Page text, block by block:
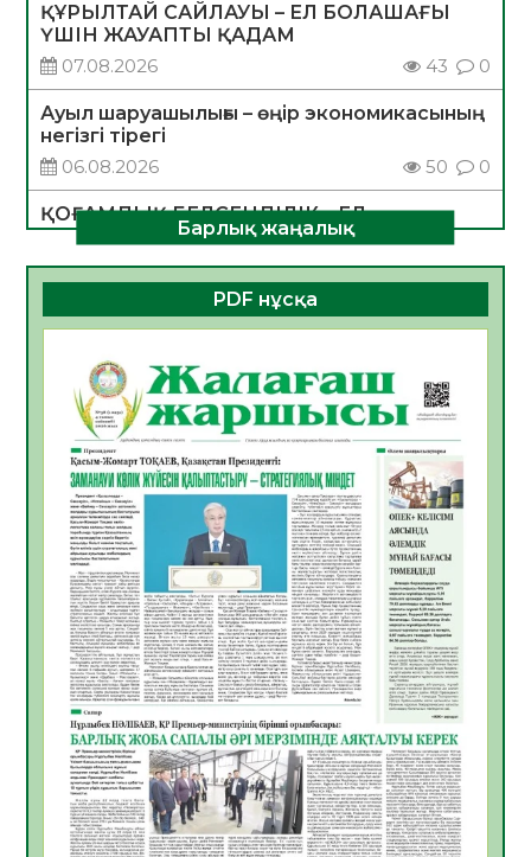
ҚҰРЫЛТАЙ САЙЛАУЫ – ЕЛ БОЛАШАҒЫ
ҮШІН ЖАУАПТЫ ҚАДАМ
07.08.2026
43 0
Ауыл шаруашылығы – өңір экономикасының
негізгі тірегі
06.08.2026
50 0
ҚОҒАМДЫҚ БЕЛСЕНДІЛІК – ЕЛ
ДАМУЫНЫҢ НЕГІЗІ
06.08.2026
48 0
ҚҰРЫЛТАЙ САЙЛАУЫ – БОЛАШАҚҚА
06.08.2026
Инфекциялық ауруларға қарсы иммундау
жұмыстарының тиімділігі
06.08.2026
52
Көкжөтел ауруы туралы
06.08.2026
50
АПВ вакцинасы туралы мәлімет
06.08.2026
48
Open Air: Қызылорда облысы полиция
департаменті 20 мыңнан астам
көрерменнің қауіпсіздігін қамтамасыз етті
06.08.2026
61
ҚЫЗЫЛОРДАДА «САНАЛЫ ҰРПАҚ –
ЖАРҚЫН БОЛАШАҚ» АТТЫ КЕҢЕЙТІЛГЕН
МӘЖІЛІС ӨТТІ
Барлық жаңалық
PDF нұсқа